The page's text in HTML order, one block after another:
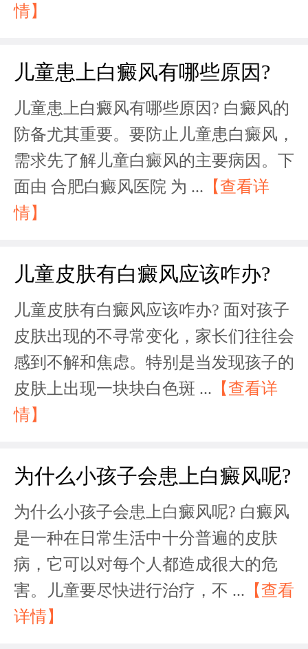
情】
儿童患上白癜风有哪些原因?
儿童患上白癜风有哪些原因? 白癜风的
防备尤其重要。要防止儿童患白癜风，
需求先了解儿童白癜风的主要病因。下
面由 合肥白癜风医院 为 ... 【查看详
情】
儿童皮肤有白癜风应该咋办?
儿童皮肤有白癜风应该咋办? 面对孩子
皮肤出现的不寻常变化，家长们往往会
感到不解和焦虑。特别是当发现孩子的
皮肤上出现一块块白色斑 ... 【查看详
情】
为什么小孩子会患上白癜风呢?
为什么小孩子会患上白癜风呢? 白癜风
是一种在日常生活中十分普遍的皮肤
病，它可以对每个人都造成很大的危
害。儿童要尽快进行治疗，不 ... 【查看
详情】